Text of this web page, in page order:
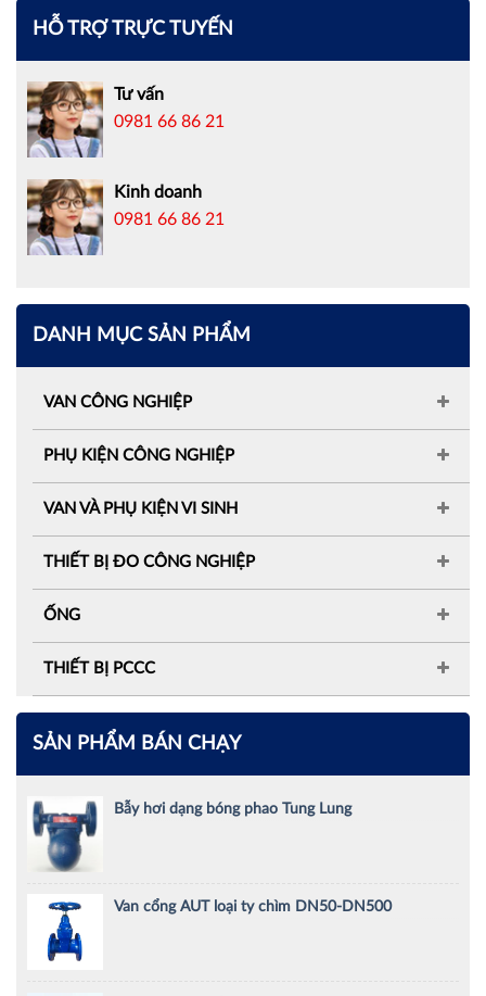
HỖ TRỢ TRỰC TUYẾN
Tư vấn
0981 66 86 21
Kinh doanh
0981 66 86 21
DANH MỤC SẢN PHẨM
VAN CÔNG NGHIỆP
PHỤ KIỆN CÔNG NGHIỆP
VAN VÀ PHỤ KIỆN VI SINH
THIẾT BỊ ĐO CÔNG NGHIỆP
ỐNG
THIẾT BỊ PCCC
SẢN PHẨM BÁN CHẠY
Bẫy hơi dạng bóng phao Tung Lung
Van cổng AUT loại ty chìm DN50-DN500